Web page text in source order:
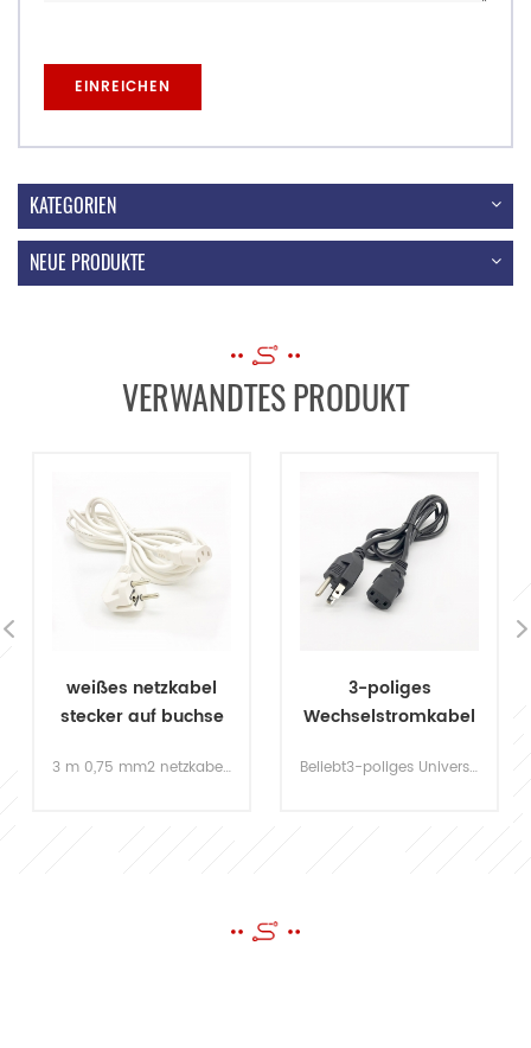
KATEGORIEN
NEUE PRODUKTE
VERWANDTES PRODUKT
weißes netzkabel
stecker auf buchse
3 m 0,75 mm2 netzkabel kabel euro standard 3c zertifiziertes langes Netzkabel. Die Sicherheit ist das Wichtigste während Ihres täglichen Gebrauchs. die schnüre entsprechen strengstens der 3c sicherheitszertifizierung, alle entsprechen dem eu standard.
3-poliges
Wechselstromkabel
Beliebt3-poliges Universalnetzkabelfür Computer, Fernseher und andere Geräte. ul aufgelistet, ccc & amp; VDE-geprüftes, 2,5 m langes Jet-Plug-Kabel oder kundenspezifisch angepasst.